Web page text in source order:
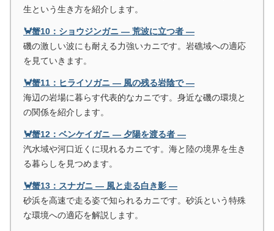
生という生き方を紹介します。
🦀蟹10：ショウジンガニ ― 荒波に立つ者 ―
磯の激しい波にも耐える力強いカニです。岩礁域への適応
を見ていきます。
🦀蟹11：ヒライソガニ ― 風の残る岩陰で ―
海辺の岩場に暮らす代表的なカニです。身近な磯の環境と
の関係を紹介します。
🦀蟹12：ベンケイガニ ― 夕陽を渡る者 ―
汽水域や河口近くに現れるカニです。海と陸の境界を生き
る暮らしを見つめます。
🦀蟹13：スナガニ ― 風と走る白き影 ―
砂浜を高速で走る姿で知られるカニです。砂浜という特殊
な環境への適応を解説します。